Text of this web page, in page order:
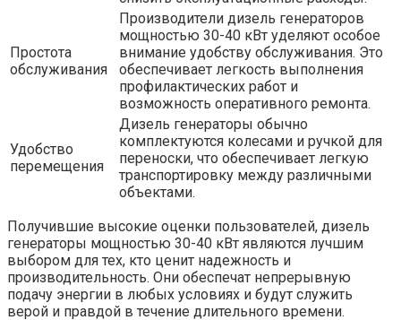
Простота
обслуживания
Производители дизель генераторов
мощностью 30-40 кВт уделяют особое
внимание удобству обслуживания. Это
обеспечивает легкость выполнения
профилактических работ и
возможность оперативного ремонта.
Удобство
перемещения
Дизель генераторы обычно
комплектуются колесами и ручкой для
переноски, что обеспечивает легкую
транспортировку между различными
объектами.
Получившие высокие оценки пользователей, дизель
генераторы мощностью 30-40 кВт являются лучшим
выбором для тех, кто ценит надежность и
производительность. Они обеспечат непрерывную
подачу энергии в любых условиях и будут служить
верой и правдой в течение длительного времени.